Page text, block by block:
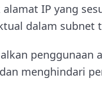
IP yang
dalam subnet
penggunaan
menghindari